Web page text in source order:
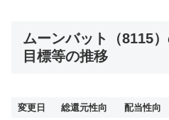
ムーンバット（8115
目標等の推移
変更日 総還元性向 配当性向